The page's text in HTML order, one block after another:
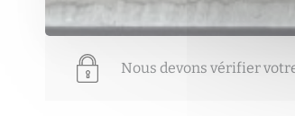
Nous devons vérifier